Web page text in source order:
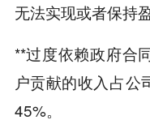
无法实现或者保持盈
**过度依赖政府合
户贡献的收入占公
45%。